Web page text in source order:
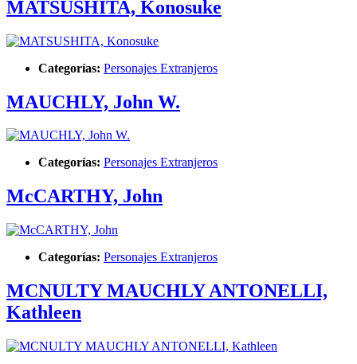
MATSUSHITA, Konosuke
Categorías: Personajes Extranjeros
MAUCHLY, John W.
Categorías: Personajes Extranjeros
McCARTHY, John
Categorías: Personajes Extranjeros
MCNULTY MAUCHLY ANTONELLI,
Kathleen